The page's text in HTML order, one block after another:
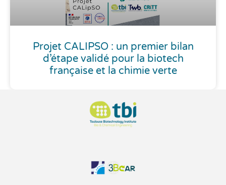
Projet CALIPSO : un premier bilan
d’étape validé pour la biotech
française et la chimie verte